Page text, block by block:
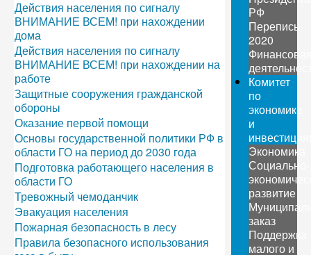
Действия населения по сигналу
ВНИМАНИЕ ВСЕМ! при нахождении
дома
Действия населения по сигналу
ВНИМАНИЕ ВСЕМ! при нахождении на
работе
Защитные сооружения гражданской
обороны
Оказание первой помощи
Основы государственной политики РФ в
области ГО на период до 2030 года
Подготовка работающего населения в
области ГО
Тревожный чемоданчик
Эвакуация населения
Пожарная безопасность в лесу
Правила безопасного использования
РФ
Перепись
2020
Комитет
по
экономике
и
Экономика
Социально-
развитие
заказ
Поддержка
малого и